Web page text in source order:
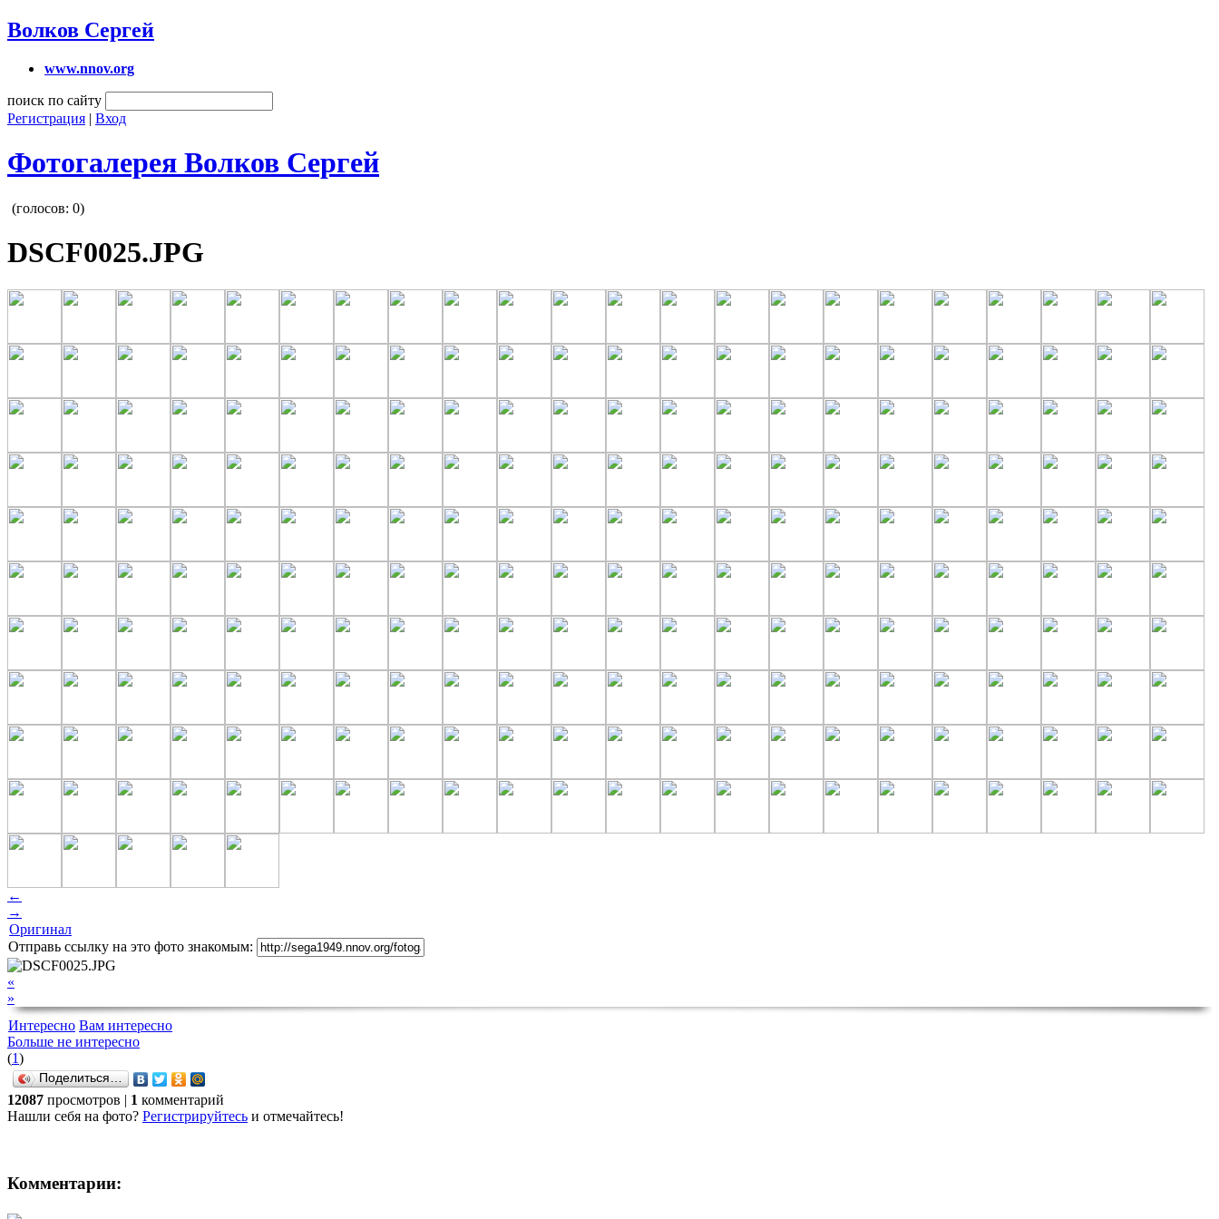
Волков Сергей
www.nnov.org
поиск по сайту
Регистрация | Вход
Фотогалерея Волков Сергей
(голосов: 0)
DSCF0025.JPG
←
→
Оригинал
Отправь ссылку на это фото знакомым:
«
»
Интересно Вам интересно
Больше не интересно
(1)
Поделиться…
12087 просмотров | 1 комментарий
Нашли себя на фото? Регистрируйтесь и отмечайтесь!
Комментарии: